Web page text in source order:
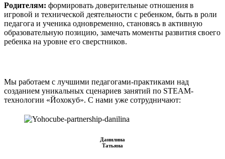
Родителям: формировать доверительные отношения в
игровой и технической деятельности с ребенком, быть в роли
педагога и ученика одновременно, становясь в активную
образовательную позицию, замечать моменты развития своего
ребенка на уровне его сверстников.
Мы работаем с лучшими педагогами-практиками над
созданием уникальных сценариев занятий по STEAM-
технологии «Йохокуб». С нами уже сотрудничают:
Данилина
Татьяна